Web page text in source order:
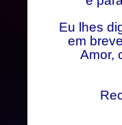
Eu lhes
em
Amor,